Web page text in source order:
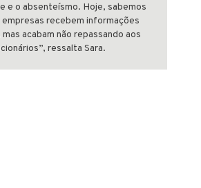
e o absenteísmo. Hoje, sabemos
empresas recebem informações
acabam não repassando aos
ressalta Sara.